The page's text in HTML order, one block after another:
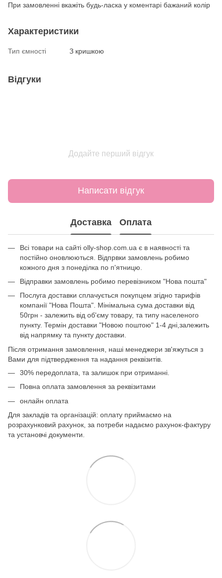
При замовленні вкажіть будь-ласка у коментарі бажаний колір
Характеристики
Тип ємності З кришкою
Відгуки
Додайте перший відгук
Написати відгук
Доставка Оплата
Всі товари на сайті olly-shop.com.ua є в наявності та
постійно оновлюються. Відпрвки замовлень робимо
кожного дня з понеділка по п'ятницю.
Відправки замовлень робимо перевізником "Нова пошта"
Послуга доставки сплачується покупцем згідно тарифів
компанії "Нова Пошта". Мінімальна сума доставки від
50грн - залежить від об'єму товару, та типу населеного
пункту. Термін доставки "Новою поштою" 1-4 дні,залежить
від напрямку та пункту доставки.
Після отримання замовлення, наші менеджери зв'яжуться з
Вами для підтвердження та надання реквізитів.
30% передоплата, та залишок при отриманні.
Повна оплата замовлення за реквізитами
онлайн оплата
Для закладів та організацій: оплату приймаємо на
розрахунковий рахунок, за потреби надаємо рахунок-фактуру
та установчі документи.